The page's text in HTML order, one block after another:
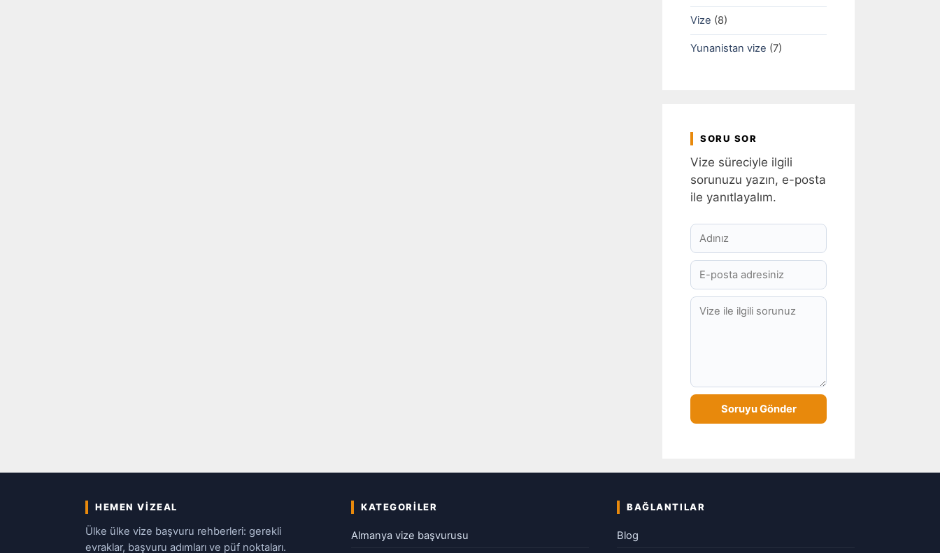
Vize (8)
Yunanistan vize (7)
SORU SOR
Vize süreciyle ilgili
sorunuzu yazın, e-posta
ile yanıtlayalım.
HEMEN VIZEAL
Ülke ülke vize başvuru rehberleri: gerekli
evraklar, başvuru adımları ve püf noktaları.
KATEGORILER
Almanya vize başvurusu
BAĞLANTILAR
Blog